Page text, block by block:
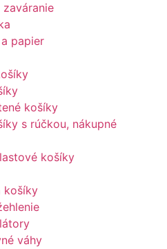
papier
košíky
s rúčkou, nákupné
košíky
košíky
váhy